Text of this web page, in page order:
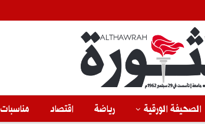
الصحيفة الورقية رياضة اقتصاد مناسبات